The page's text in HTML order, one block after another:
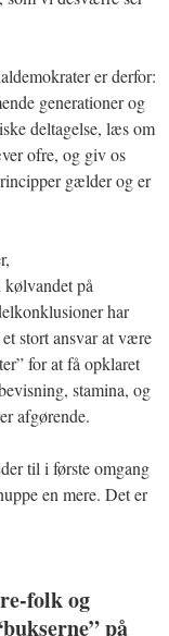
er derfor:
generationer og
deltagelse, læs om
ofre, og giv os
gælder og er
kølvandet på
har
stort ansvar at være
for at få opklaret
stamina, og
afgørende.
til i første omgang
en mere. Det er
folk og
på